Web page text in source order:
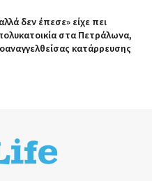
δεν έπεσε» είχε πει
στα Πετράλωνα,
κατάρρευσης